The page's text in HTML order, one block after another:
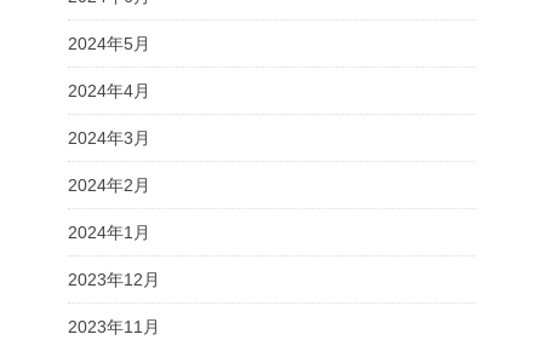
2024年5月
2024年4月
2024年3月
2024年2月
2024年1月
2023年12月
2023年11月